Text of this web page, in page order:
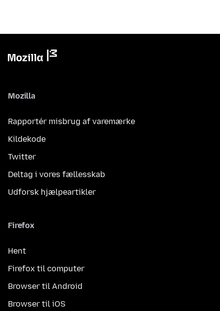
Mozilla
Rapportér misbrug af varemærke
Kildekode
Twitter
Deltag i vores fællesskab
Udforsk hjælpeartikler
Firefox
Hent
Firefox til computer
Browser til Android
Browser til iOS